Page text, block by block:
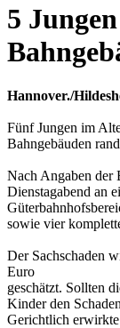
5
Hannover./
Fünf Jungen im
Bahngebäuden
Nach Angaben der
Dienstagabend an
sowie vier
Der Sachschaden
Euro
geschätzt. Sollten
Kinder den
Gerichtlich